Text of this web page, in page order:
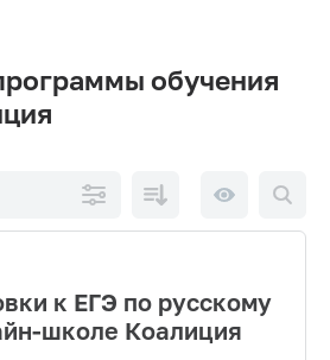
обучения
возрастанию
10 на
странице
к ЕГЭ по русскому
школе Коалиция